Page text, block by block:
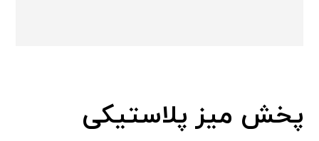
پخش میز پلاستیکی